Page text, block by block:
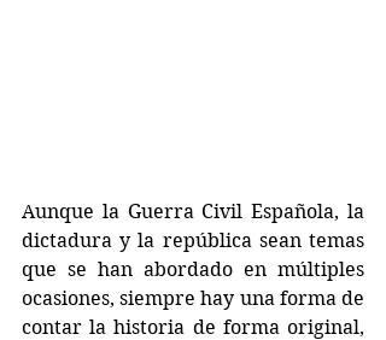
Aunque la Guerra Civil Española, la
dictadura y la república sean temas
que se han abordado en múltiples
ocasiones, siempre hay una forma de
contar la historia de forma original,